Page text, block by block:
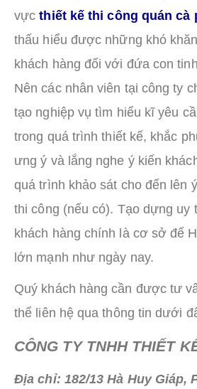
vựcthiết kế thi công quán cà
thấu hiểu được những khó
khách hàng đối với đứa con
Nên các nhân viên tại công ty
tạo nghiệp vụ tìm hiểu kĩ yêu
trong quá trình thiết kế, khắc
ưng ý và lắng nghe ý kiến
quá trình khảo sát cho đến lên
thi công (nếu có). Tạo dựng uy
khách hàng chính là cơ sở để
lớn mạnh như ngày nay.
Quý khách hàng cần được tư
thể liên hệ qua thông tin dưới
CÔNG TY TNHH THIẾT
Địa chỉ: 182/13 Hà Huy Giáp,